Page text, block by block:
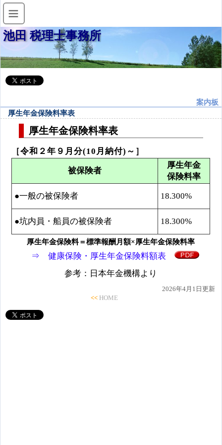
池田 税理士事務所
案内板
厚生年金保険料率表
厚生年金保険料率表
［令和２年９月分(10月納付)～］
被保険者
厚生年金
保険料率
●一般の被保険者 18.300%
●坑内員・船員の被保険者 18.300%
厚生年金保険料＝標準報酬月額×厚生年金保険料率
⇒ 健康保険・厚生年金保険料額表
参考：日本年金機構より
2026年4月1日更新
<< HOME